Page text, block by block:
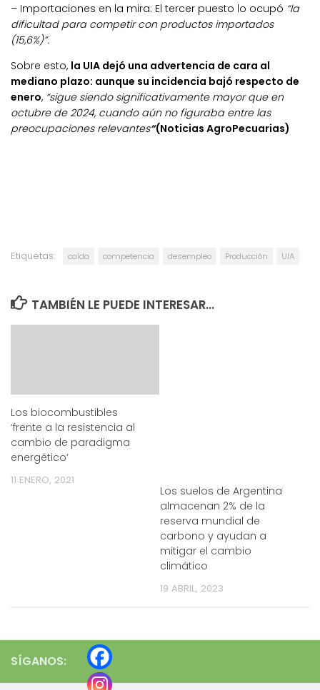
– Importaciones en la mira: El tercer puesto lo ocupó “la
dificultad para competir con productos importados
(15,6%)”.
Sobre esto, la UIA dejó una advertencia de cara al
mediano plazo: aunque su incidencia bajó respecto de
enero, “sigue siendo significativamente mayor que en
octubre de 2024, cuando aún no figuraba entre las
preocupaciones relevantes“(Noticias AgroPecuarias)
Etiquetas: caída competencia desempleo Producción UIA
TAMBIÉN LE PUEDE INTERESAR...
Los biocombustibles
‘frente a la resistencia al
cambio de paradigma
energético’
11 ENERO, 2021
Los suelos de Argentina
almacenan 2% de la
reserva mundial de
carbono y ayudan a
mitigar el cambio
climático
19 ABRIL, 2023
SÍGANOS: